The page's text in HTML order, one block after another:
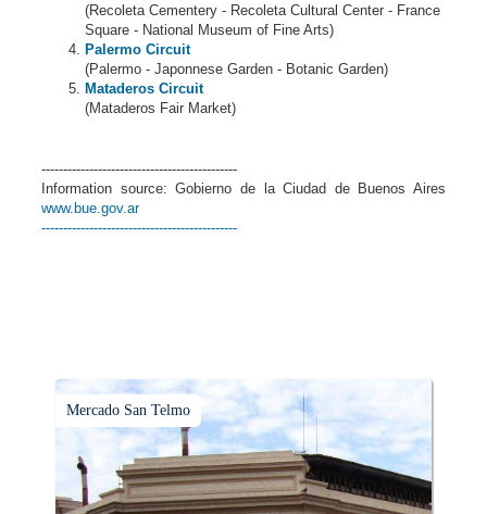
(Recoleta Cementery - Recoleta Cultural Center - France
Square - National Museum of Fine Arts)
Palermo Circuit
(Palermo - Japonnese Garden - Botanic Garden)
Mataderos Circuit
(Mataderos Fair Market)
---------------------------------------------
Information source: Gobierno de la Ciudad de Buenos Aires
www.bue.gov.ar
---------------------------------------------
Mercado San Telmo